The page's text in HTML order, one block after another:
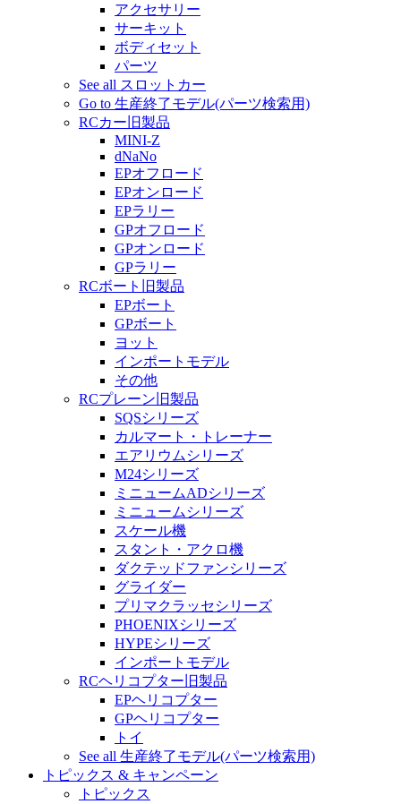
アクセサリー
サーキット
ボディセット
パーツ
See all スロットカー
Go to 生産終了モデル(パーツ検索用)
RCカー旧製品
MINI-Z
dNaNo
EPオフロード
EPオンロード
EPラリー
GPオフロード
GPオンロード
GPラリー
RCボート旧製品
EPボート
GPボート
ヨット
インポートモデル
その他
RCプレーン旧製品
SQSシリーズ
カルマート・トレーナー
エアリウムシリーズ
M24シリーズ
ミニュームADシリーズ
ミニュームシリーズ
スケール機
スタント・アクロ機
ダクテッドファンシリーズ
グライダー
プリマクラッセシリーズ
PHOENIXシリーズ
HYPEシリーズ
インポートモデル
RCヘリコプター旧製品
EPヘリコプター
GPヘリコプター
トイ
See all 生産終了モデル(パーツ検索用)
トピックス & キャンペーン
トピックス